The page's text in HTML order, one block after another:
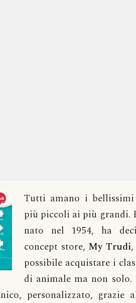
Tutti amano i bellissimi
più piccoli ai più grandi.
nato nel 1954, ha
concept store, My Trudi,
possibile acquistare i
di animale ma non solo.
personalizzato, grazie